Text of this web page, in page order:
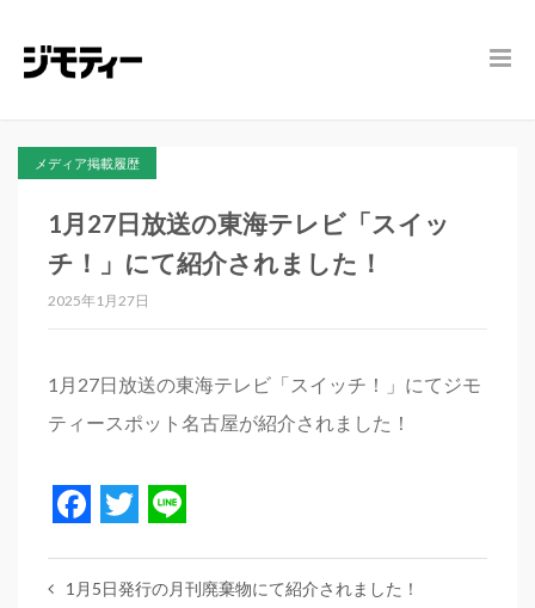
メディア掲載履歴
1月27日放送の東海テレビ「スイッ
チ！」にて紹介されました！
2025年1月27日
1月27日放送の東海テレビ「スイッチ！」にてジモ
ティースポット名古屋が紹介されました！
Facebook
Twitter
1月5日発行の月刊廃棄物にて紹介されました！